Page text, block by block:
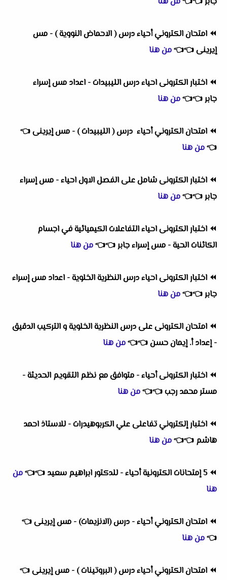
⏪ امتحان الكتروني أحياء درس ( الاحماض النووية ) - مس
إيرينى👈
👈من هنا
⏪ اختبار الكترونى احياء درس الليبيدات - اعداد مس إسراء
جابر👈
👈من هنا
⏪ امتحان الكتروني أحياء درس ( الليبيدات ) - مس إيرينى👈
👈من هنا
⏪ اختبار الكترونى شامل على الفصل الاول احياء - مس إسراء
جابر👈
👈من هنا
⏪ اختبار الكترونى احياء التفاعلات الكيميائية في اجسام
الكائنات الحية - مس إسراء جابر👈
👈من هنا
⏪ اختبار الكترونى احياء درس النظرية الخلوية - اعداد مس إسراء
جابر👈
👈من هنا
⏪ امتحان الكترونى على درس النظرية الخلوية و التركيب الدقيق
- إعداد أ. إيمان حسن👈
👈من هنا
⏪ اختبار الكترونى أحياء - متوافق مع نظم التقويم الحديثة -
مستر محمد رجب👈
👈من هنا
⏪ اختبار إلكتروني تفاعلى علي الكربوهيدرات - للاستاذ احمد
هاشم 👈
👈من هنا
⏪5 إمتحانات الكترونية أحياء - للدكتور ابراهيم سعيد 👈
👈من
هنا
⏪ امتحان الكتروني أحياء - درس (الانزيمات) - مس إيرينى👈
👈من هنا
⏪ امتحان الكتروني أحياء درس ( البروتينات ) - مس إيرينى👈